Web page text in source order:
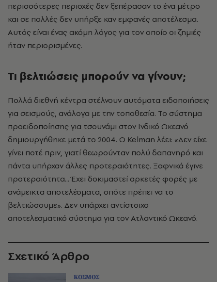
περισσότερες περιοχές δεν ξεπέρασαν το ένα μέτρο
και σε πολλές δεν υπήρξε καν εμφανές αποτέλεσμα.
Αυτός είναι ένας ακόμη λόγος για τον οποίο οι ζημιές
ήταν περιορισμένες.
Τι βελτιώσεις μπορούν να γίνουν;
Πολλά διεθνή κέντρα στέλνουν αυτόματα ειδοποιήσεις
για σεισμούς, ανάλογα με την τοποθεσία. Το σύστημα
προειδοποίησης για τσουνάμι στον Ινδικό Ωκεανό
δημιουργήθηκε μετά το 2004. Ο Kelman λέει: «Δεν είχε
γίνει ποτέ πριν, γιατί θεωρούνταν πολύ δαπανηρό και
πάντα υπήρχαν άλλες προτεραιότητες. Ξαφνικά έγινε
προτεραιότητα... Έχει δοκιμαστεί αρκετές φορές με
ανάμεικτα αποτελέσματα, οπότε πρέπει να το
βελτιώσουμε». Δεν υπάρχει αντίστοιχο
αποτελεσματικό σύστημα για τον Ατλαντικό Ωκεανό.
Σχετικό Άρθρο
ΚΟΣΜΟΣ